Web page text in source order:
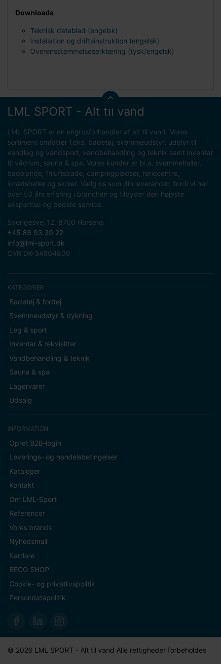
Downloads
Teknisk datablad (engelsk)
Installation og driftsinstruktion (engelsk)
Overensstemmelseserklæring (tysk/engelsk)
LML SPORT - Alt til vand
LML SPORT er en engrosforhandler af alt til vand. Vores
sortiment omfatter f.eks. badetøj, svømmeudstyr, udstyr til
vandleg og vandsport, vandbehandling og teknik samt inventar
til vådrum, sauna & spa. Vores kunder er bl.a. svømmehaller,
badelande, friluftsbade, campingpladser, feriecentre,
idrætshaller og skoler. Vælg os som din leverandør, fordi vi har
over 50 års erfaring i branchen og tilbyder den højeste
ekspertise og bedste service.
Sverigesvej 12, 8700 Horsens
+45 86 93 39 22
info@lml-sport.dk
CVR DK-34604800
KATEGORIER
Badetøj & fodtøj
Svømmeudstyr & dykning
Leg & sport
Inventar & rekvisitter
Vandbehandling & teknik
Sauna & spa
Lagervarer
Udsalg
INFORMATION
Opret B2B-login
Leverings- og handelsbetingelser
Kataloger
Kontakt
Om LML-Sport
Referencer
Vores brands
Nyhedsmail
Karriere
BECO SHOP
Cookie- og privatlivspolitik
Persondatapolitik
© 2026 LML SPORT - Alt til vand Alle rettigheder forbeholdes